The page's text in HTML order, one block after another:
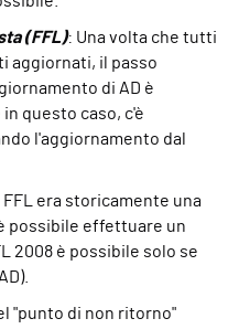
(FFL): Una volta che tutti
aggiornati, il passo
di AD è
questo caso, c'è
l'aggiornamento dal
era storicamente una
possibile effettuare un
2008 è possibile solo se
"punto di non ritorno"